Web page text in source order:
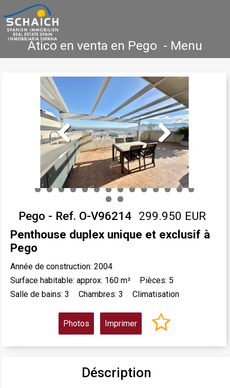
Atico en venta en Pego - Menu
Accueil Costa Blanca Vente Location
Nouvelle Construction Références
Contact
Previous Next
Pego - Ref. O-V96214 299.950 EUR
Penthouse duplex unique et exclusif à
Pego
Année de construction: 2004
Surface habitable: approx. 160 m²
Pièces: 5
Salle de bains: 3
Chambres: 3 Climatisation
Photos Imprimer
Déscription